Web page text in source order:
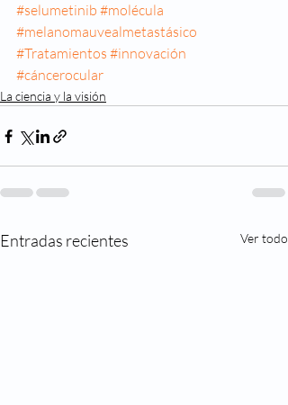
#selumetinib #molécula
#melanomauvealmetastásico
#Tratamientos #innovación
#cáncerocular
La ciencia y la visión
Entradas recientes Ver todo